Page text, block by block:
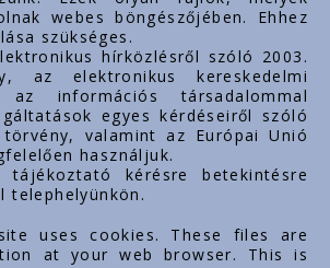
webes böngészőjében. Ehhez
szükséges.
hírközlésről szóló 2003.
az elektronikus kereskedelmi
az információs társadalommal
egyes kérdéseiről szóló
valamint az Európai Unió
használjuk.
tájékoztató kérésre betekintésre
telephelyünkön.
uses cookies. These files are
at your web browser. This is